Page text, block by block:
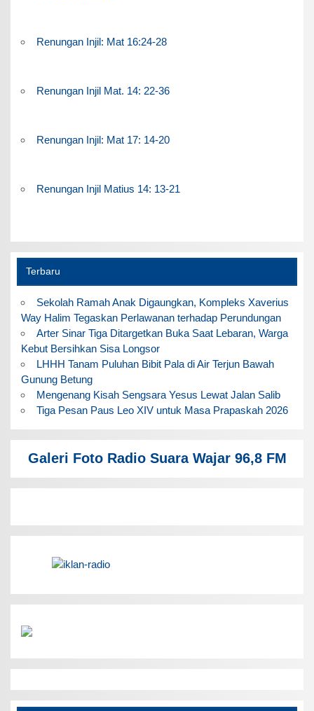
Renungan Injil: Mat 16:24-28
Renungan Injil Mat. 14: 22-36
Renungan Injil: Mat 17: 14-20
Renungan Injil Matius 14: 13-21
Terbaru
Sekolah Ramah Anak Digaungkan, Kompleks Xaverius
Way Halim Tegaskan Perlawanan terhadap Perundungan
Arter Sinar Tiga Ditargetkan Buka Saat Lebaran, Warga
Kebut Bersihkan Sisa Longsor
LHHH Tanam Puluhan Bibit Pala di Air Terjun Bawah
Gunung Betung
Mengenang Kisah Sengsara Yesus Lewat Jalan Salib
Tiga Pesan Paus Leo XIV untuk Masa Prapaskah 2026
Galeri Foto Radio Suara Wajar 96,8 FM